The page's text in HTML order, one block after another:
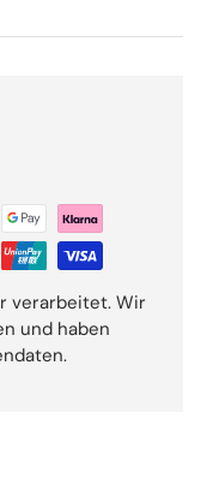
verarbeitet. Wir
und haben